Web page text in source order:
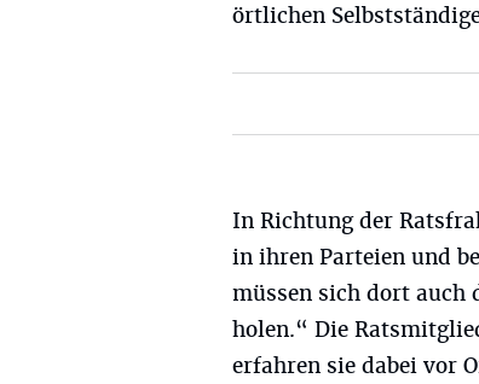
örtlichen
In Richtung der
in ihren Parteien und
müssen sich dort auch
holen.“ Die
erfahren sie dabei vor